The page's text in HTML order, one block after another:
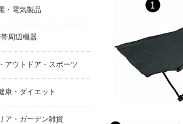
・電気製品
周辺機器
アウトドア・スポーツ
康・ダイエット
ア・ガーデン雑貨